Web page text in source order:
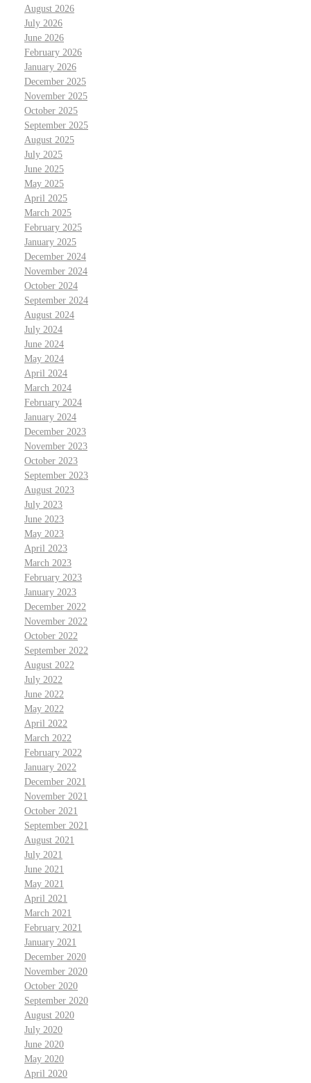
August 2026
July 2026
June 2026
February 2026
January 2026
December 2025
November 2025
October 2025
September 2025
August 2025
July 2025
June 2025
May 2025
April 2025
March 2025
February 2025
January 2025
December 2024
November 2024
October 2024
September 2024
August 2024
July 2024
June 2024
May 2024
April 2024
March 2024
February 2024
January 2024
December 2023
November 2023
October 2023
September 2023
August 2023
July 2023
June 2023
May 2023
April 2023
March 2023
February 2023
January 2023
December 2022
November 2022
October 2022
September 2022
August 2022
July 2022
June 2022
May 2022
April 2022
March 2022
February 2022
January 2022
December 2021
November 2021
October 2021
September 2021
August 2021
July 2021
June 2021
May 2021
April 2021
March 2021
February 2021
January 2021
December 2020
November 2020
October 2020
September 2020
August 2020
July 2020
June 2020
May 2020
April 2020